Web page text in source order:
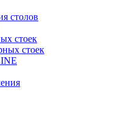
столов
стоек
стоек